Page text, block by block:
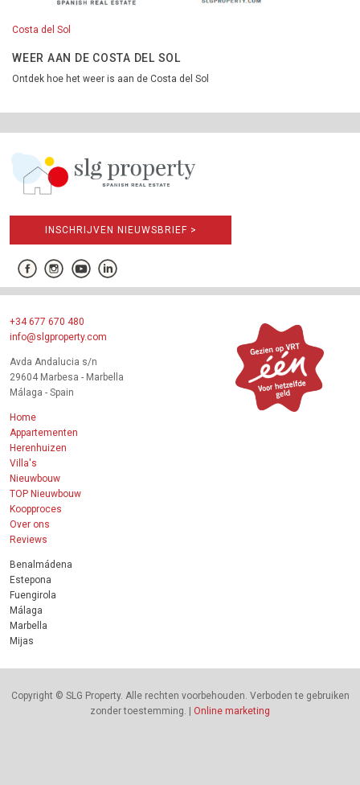
Costa del Sol
WEER AAN DE COSTA DEL SOL
Ontdek hoe het weer is aan de Costa del Sol
INSCHRIJVEN NIEUWSBRIEF >
+34 677 670 480
info@slgproperty.com
Avda Andalucia s/n
29604 Marbesa - Marbella
Málaga - Spain
Home
Appartementen
Herenhuizen
Villa's
Nieuwbouw
TOP Nieuwbouw
Koopproces
Over ons
Reviews
Benalmádena
Estepona
Fuengirola
Málaga
Marbella
Mijas
Copyright © SLG Property. Alle rechten voorbehouden. Verboden te gebruiken
zonder toestemming. | Online marketing